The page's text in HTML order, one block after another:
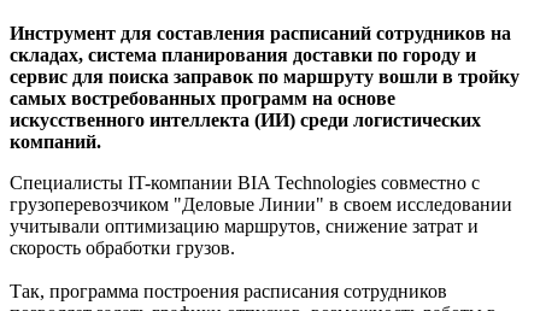
Инструмент для составления расписаний сотрудников на
складах, система планирования доставки по городу и
сервис для поиска заправок по маршруту вошли в тройку
самых востребованных программ на основе
искусственного интеллекта (ИИ) среди логистических
компаний.
Специалисты IT-компании BIA Technologies совместно с
грузоперевозчиком "Деловые Линии" в своем исследовании
учитывали оптимизацию маршрутов, снижение затрат и
скорость обработки грузов.
Так, программа построения расписания сотрудников